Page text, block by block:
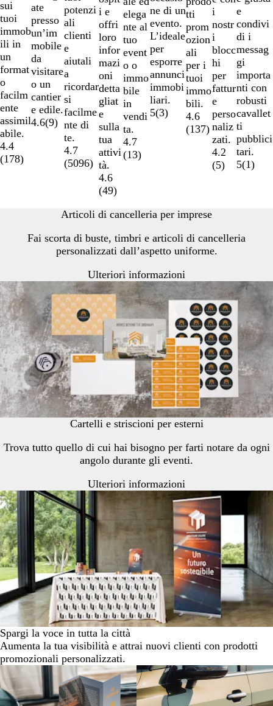
sui
tuoi
immob
ili in
un
format
o
facilm
ente
assimil
abile.
4.4
(178)
ate
presso
un’im
mobile
da
visitare
o un
cantier
e edile.
4.6(9)
potenzi
ali
clienti
e
aiutali
a
ricordar
si
facilme
nte di
te.
4.7
(5096)
i e
offri
loro
infor
mazi
oni
detta
gliat
e
sulla
tua
attivi
tà.
4.6
(49)
elega
nte al
tuo
event
o o
immo
bile
in
vendi
ta.
4.7
(13)
ne di un
evento.
L’ideale
per
esporre
annunci
immobi
liari.
5(3)
tti
prom
ozion
ali
per i
tuoi
immo
bili.
4.6
(137)
i
nostr
i
blocc
hi
per
fattur
e
perso
naliz
zati.
4.2
(5)
e
condivi
di i
messag
gi
importa
nti con
robusti
cavallet
ti
pubblici
tari.
5(1)
Articoli di cancelleria per imprese
Fai scorta di buste, timbri e articoli di cancelleria
personalizzati dall’aspetto uniforme.
Ulteriori informazioni
Cartelli e striscioni per esterni
Trova tutto quello di cui hai bisogno per farti notare da ogni
angolo durante gli eventi.
Ulteriori informazioni
Spargi la voce in tutta la città
Aumenta la tua visibilità e attrai nuovi clienti con prodotti
promozionali personalizzati.
Nuove opzioni